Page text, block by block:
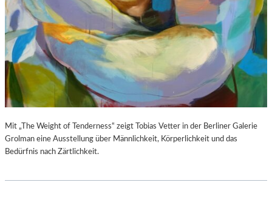
Mit „The Weight of Tenderness“ zeigt Tobias Vetter in der Berliner Galerie
Grolman eine Ausstellung über Männlichkeit, Körperlichkeit und das
Bedürfnis nach Zärtlichkeit.